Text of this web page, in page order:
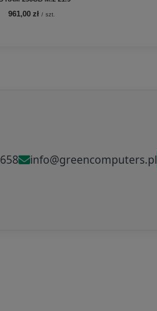
961,00 zł / szt.
info@greencomputers.pl